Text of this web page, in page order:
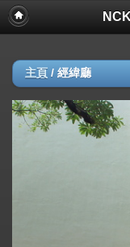
主頁 / 經緯廳